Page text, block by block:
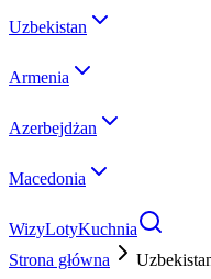
Uzbekistan
Armenia
Azerbejdżan
Macedonia
WizyLotyKuchnia
Strona główna